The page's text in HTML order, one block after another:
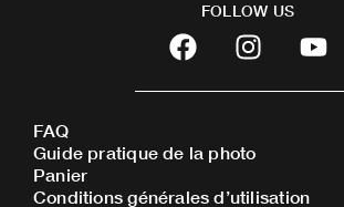
FOLLOW US
F
a
c
b
o
o
I
n
s
a
g
r
Y
o
u
FAQ
Guide pratique de la photo
Panier
Conditions générales d’utilisation